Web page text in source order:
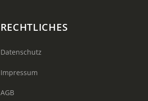
RECHTLICHES
Datenschutz
Impressum
AGB